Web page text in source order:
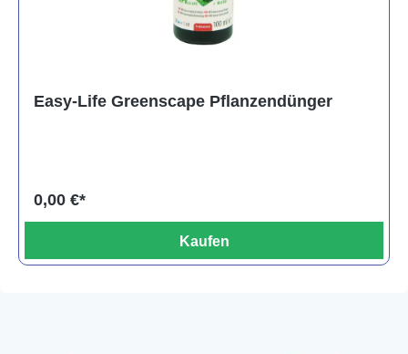
Easy-Life Greenscape Pflanzendünger
0,00 €*
Kaufen